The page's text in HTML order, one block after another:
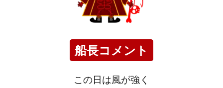
船長コメント
この日は風が強く